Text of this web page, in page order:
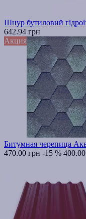
Шнур бутиловий
642.94 грн
Акция
Битумная черепица
470.00 грн -15 %